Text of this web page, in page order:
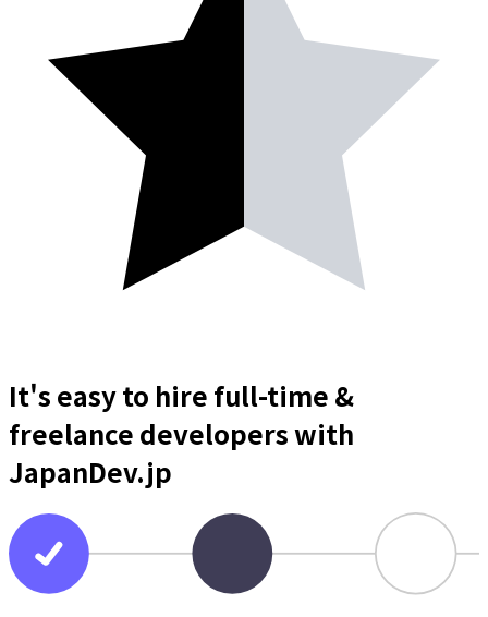
It's easy to hire full-time &
freelance developerswith
JapanDev.jp